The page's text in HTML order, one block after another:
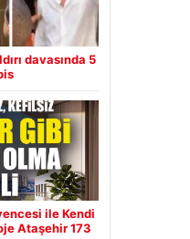
davasında 5
ile Kendi
Ataşehir 173